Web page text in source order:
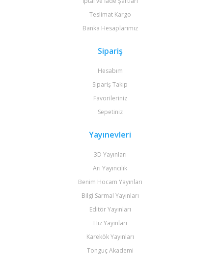
Teslimat Kargo
Banka Hesaplarımız
Sipariş
Hesabım
Sipariş Takip
Favorileriniz
Sepetiniz
Yayınevleri
3D Yayınları
Arı Yayıncılık
Benim Hocam Yayınları
Bilgi Sarmal Yayınları
Editör Yayınları
Hız Yayınları
Karekök Yayınları
Tonguç Akademi